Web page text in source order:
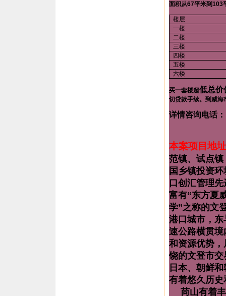
面积从67平米到103
楼层
一楼
二楼
三楼
四楼
五楼
六楼
买一套楼超低总价
切贷款手续。到威海
详情咨询电话：
本案项目地
范镇、试点
国乡镇投资环
口创汇管理
富有“东方夏
学”之称的文
港口城市，
速公路横贯
和资源优势
饶的文登市
日本、朝鲜
有着悠久历
苘山有着